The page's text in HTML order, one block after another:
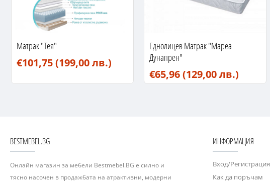
Матрак "Тея"
€101,75(199,00 лв.)
Еднолицев Матрак "Мареа
Дунапрен"
€65,96(129,00 лв.)
BESTMEBEL.BG
Онлайн магазин за мебели Bestmebel.BG е силно и
тясно насочен в продажбата на атрактивни, модерни
ИНФОРМАЦИЯ
Вход/Регистрация
Как да поръчам